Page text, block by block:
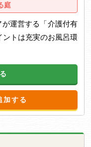
庭
運営する「介護付有
トは充実のお風呂環
加する